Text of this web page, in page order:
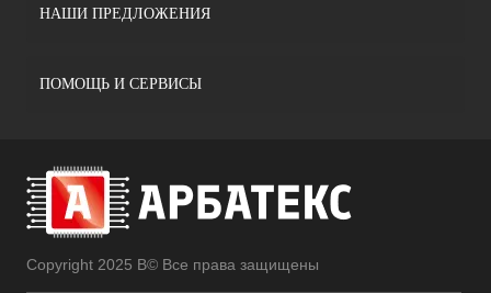
НАШИ ПРЕДЛОЖЕНИЯ
ПОМОЩЬ И СЕРВИСЫ
Copyright 2025 В© Все права защищены